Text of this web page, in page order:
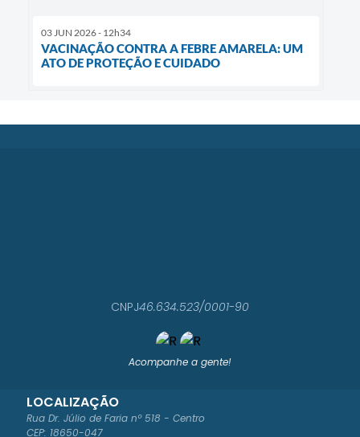
03 JUN 2026 - 12h34
VACINAÇÃO CONTRA A FEBRE AMARELA: UM
ATO DE PROTEÇÃO E CUIDADO
Acompanhe a gente!
LOCALIZAÇÃO
Rua Dr. Júlio de Faria nº 518 - Centro
CEP: 18650-047
CNPJ46.634.523/0001-90